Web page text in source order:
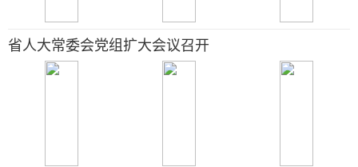
省人大常委会党组扩大会议召开